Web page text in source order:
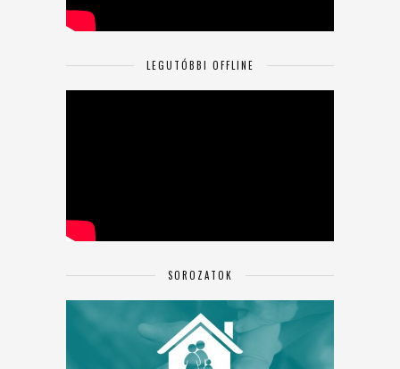
LEGUTÓBBI OFFLINE
SOROZATOK